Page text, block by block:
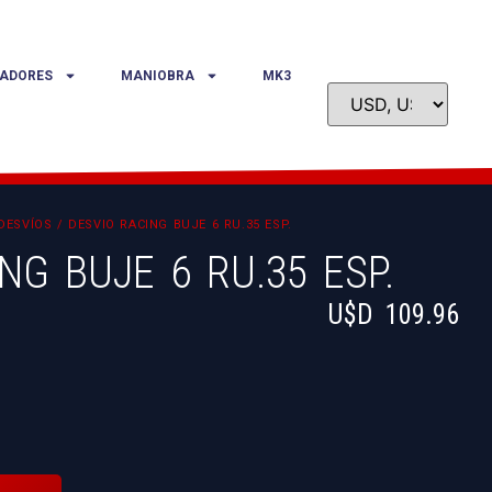
MANIOBRA MK3
/ DESVIO RACING BUJE 6 RU.35 ESP.
BUJE 6 RU.35 ESP.
U$D 109.96